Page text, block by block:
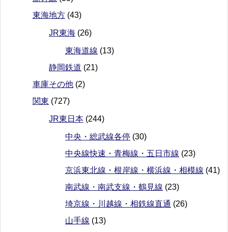
東海地方 (43)
JR東海 (26)
東海道線 (13)
静岡鉄道 (21)
車庫その他 (2)
関東 (727)
JR東日本 (244)
中央・総武線各停 (30)
中央線快速・青梅線・五日市線 (23)
京浜東北線・根岸線・横浜線・相模線 (41)
南武線・南武支線・鶴見線 (23)
埼京線・川越線・相鉄線直通 (26)
山手線 (13)